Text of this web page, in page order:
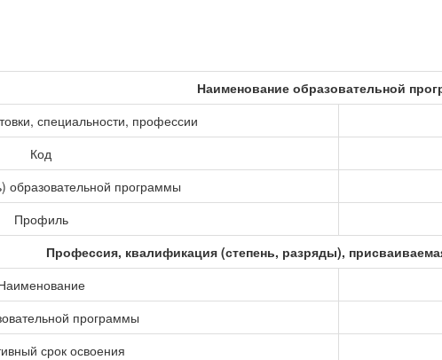
Наименование образовательной
специальности, профессии
Код
образовательной программы
Профиль
Профессия, квалификация (степень, разряды),
программы
срок освоения